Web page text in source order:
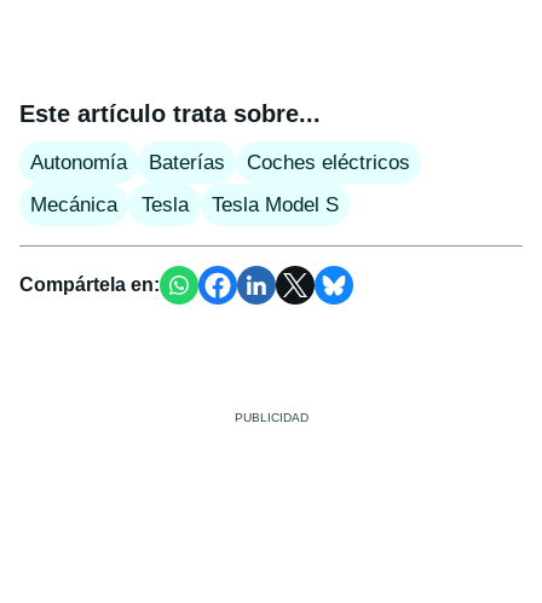
Este artículo trata sobre...
Autonomía Baterías
Coches eléctricos
Mecánica
Tesla Tesla Model S
Compártela en: